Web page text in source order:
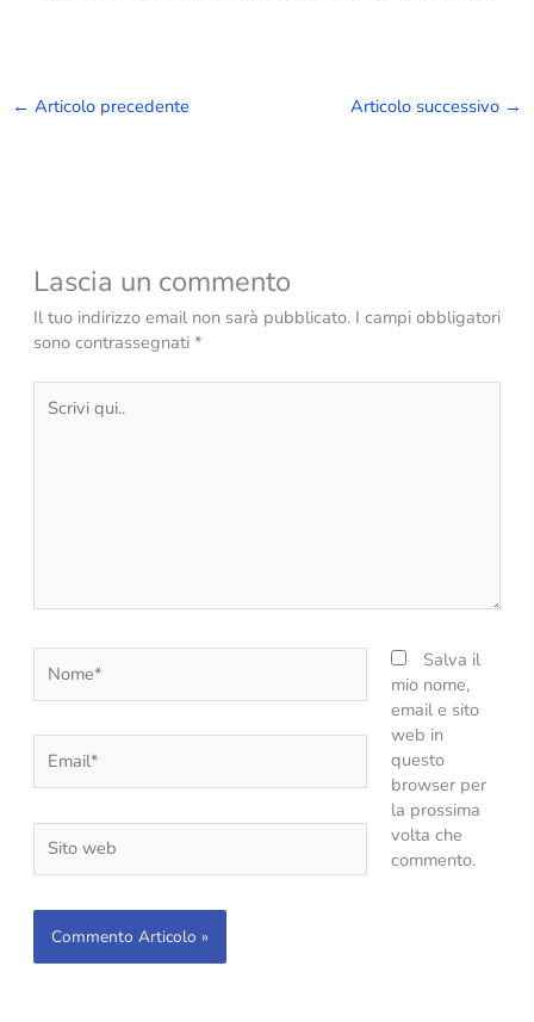
← Articolo precedente Articolo successivo →
Lascia un commento
Il tuo indirizzo email non sarà pubblicato. I campi obbligatori
sono contrassegnati *
qui..
web
Salva il
mio nome,
email e sito
web in
questo
browser per
la prossima
volta che
commento.